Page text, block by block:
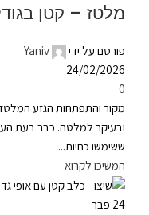
מלטז – קטן
פורסם על ידי
Yaniv
24/02/2026
0
מקור והתפתחות הגזע המלטז
ובעיקר למלטה. כבר בעת
ששימשו כחיות...
המשיכו לקרוא
24 פבר